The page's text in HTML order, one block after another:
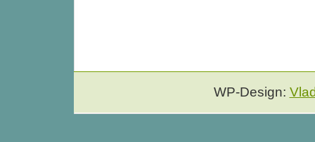
WP-Design: